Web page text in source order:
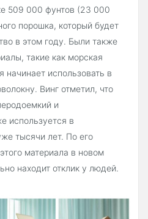
509 000 фунтов (23 000
порошка, который будет
в этом году. Были также
такие как морская
начинает использовать в
Винг отметил, что
и
используется в
тысячи лет. По его
материала в новом
находит отклик у людей.